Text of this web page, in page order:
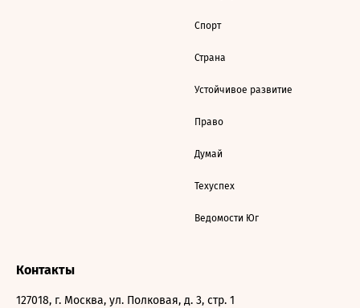
Спорт
Страна
Устойчивое развитие
Право
Думай
Техуспех
Ведомости Юг
Контакты
127018, г. Москва, ул. Полковая, д. 3, стр. 1